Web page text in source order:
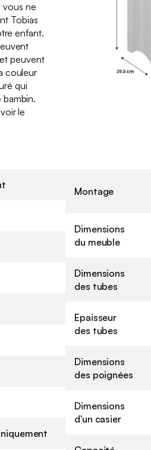
vous ne
Tobias
enfant.
peuvent
couleur
qui
le
Montage
Dimensions
du meuble
Dimensions
des tubes
Epaisseur
des tubes
Dimensions
des poignées
Dimensions
d'un casier